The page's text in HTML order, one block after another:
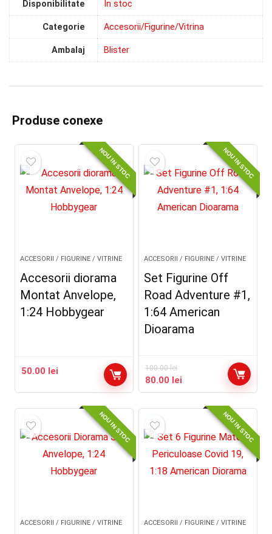
Disponibilitate In stoc
Categorie Accesorii/Figurine/Vitrina
Ambalaj Blister
Produse conexe
NOU IN STOC
ACCESORII / FIGURINE / VITRINE
Accesorii diorama
Montat Anvelope,
1:24 Hobbygear
50.00 lei
NOU IN STOC
ACCESORII / FIGURINE / VITRINE
Set Figurine Off
Road Adventure #1,
1:64 American
Dioarama
100.00lei
Prețul
inițial
100.00 lei.
80.00 lei
curent
80.00 lei.
NOU IN STOC
ACCESORII / FIGURINE / VITRINE
NOU IN STOC
ACCESORII / FIGURINE / VITRINE